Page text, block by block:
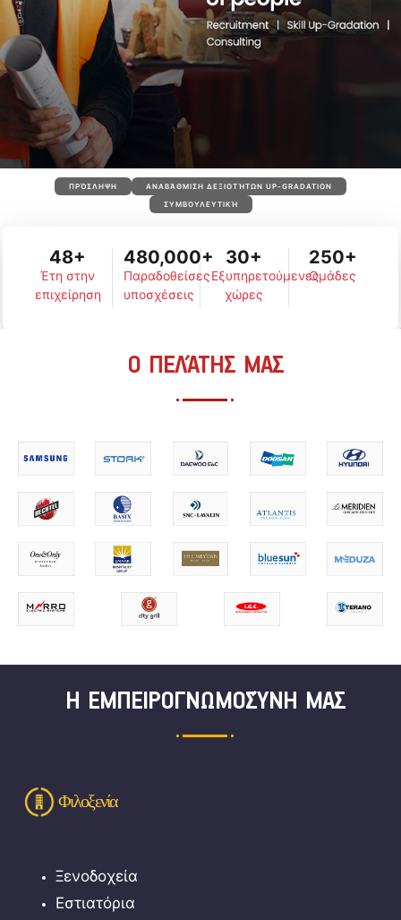
ΠΡΌΣΛΗΨΗ
ΑΝΑΒΆΘΜΙΣΗ ΔΕΞΙΟΤΉΤΩΝ UP-GRADATION
ΣΥΜΒΟΥΛΕΥΤΙΚΉ
48+
Έτη στην
επιχείρηση
480,000+
Παραδοθείσες
υποσχέσεις
30+
Εξυπηρετούμενες
χώρες
250+
Ομάδες
Ο ΠΕΛΆΤΗΣ ΜΑΣ
Η ΕΜΠΕΙΡΟΓΝΩΜΟΣΎΝΗ ΜΑΣ
Φιλοξενία
Ξενοδοχεία
Εστιατόρια